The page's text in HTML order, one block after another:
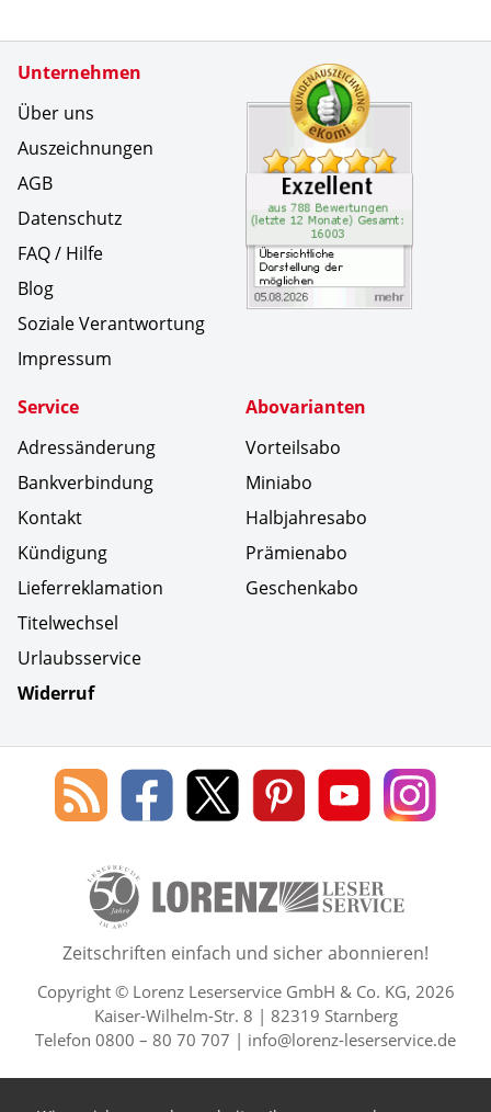
Unternehmen
Über uns
Auszeichnungen
AGB
Datenschutz
FAQ / Hilfe
Blog
Soziale Verantwortung
Impressum
Service
Adressänderung
Bankverbindung
Kontakt
Kündigung
Lieferreklamation
Titelwechsel
Urlaubsservice
Widerruf
Abovarianten
Vorteilsabo
Miniabo
Halbjahresabo
Prämienabo
Geschenkabo
Zertifikate
Social Media
Blog
des
Leserservice
Lorenz
Leserservice
Lorenz
Leserservice
Lorenz
Leserservice
Lorenz
Leserservice
Lorenz
50 Lesefreude im Abo Jahre
Zeitschriften einfach und sicher abonnieren!
Copyright © Lorenz Leserservice GmbH & Co. KG, 2026
Kaiser-Wilhelm-Str. 8 | 82319 Starnberg
Telefon 0800 – 80 70 707 | info@lorenz-leserservice.de